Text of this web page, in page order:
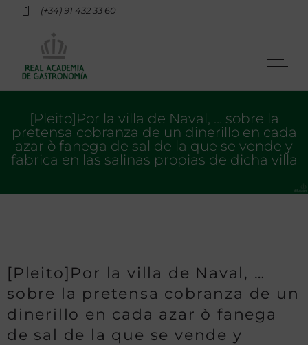
(+34) 91 432 33 60
[Pleito]Por la villa de Naval, … sobre la
pretensa cobranza de un dinerillo en cada
azar ò fanega de sal de la que se vende y
fabrica en las salinas propias de dicha villa
[Pleito]Por la villa de Naval, …
sobre la pretensa cobranza de un
dinerillo en cada azar ò fanega
de sal de la que se vende y